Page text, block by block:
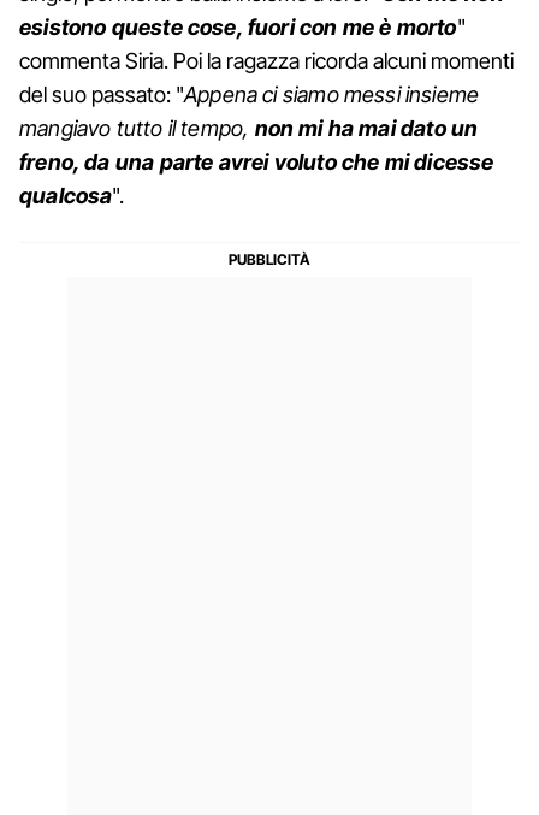
esistono queste cose, fuori con me è morto"
commenta Siria. Poi la ragazza ricorda alcuni momenti
del suo passato: "Appena ci siamo messi insieme
mangiavo tutto il tempo, non mi ha mai dato un
freno, da una parte avrei voluto che mi dicesse
qualcosa".